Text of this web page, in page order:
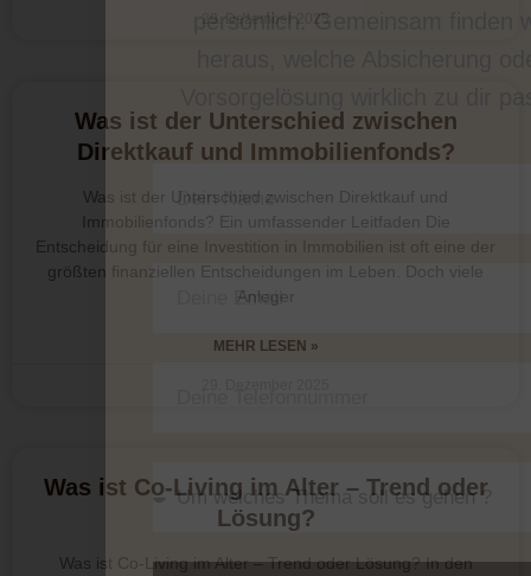
29. Dezember 2025
Was ist der Unterschied zwischen
Direktkauf und Immobilienfonds?
Was ist der Unterschied zwischen Direktkauf und
Immobilienfonds? Ein umfassender Leitfaden Die
Entscheidung für eine Investition in Immobilien ist oft eine der
größten finanziellen Entscheidungen im Leben. Doch viele
Anleger
MEHR LESEN »
Was ist Co-Living im Alter – Trend oder
Lösung?
Was ist Co-Living im Alter – Trend oder Lösung? In den
persönlich. Gemeinsam finden